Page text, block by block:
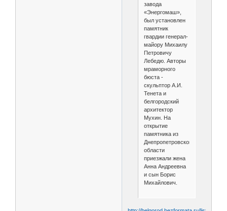
завода
«Энергомаш»,
был уста­новлен
памятник
гвардии генерал-
майору Михаилу
Петровичу
Лебедю. Авторы
мраморного
бюста -
скульптор А.И.
Тене­та и
белгородский
архитектор
Мухин. На
открытие
памятника из
Днепропетровской
области
приезжали жена
Анна Андреевна
и сын Борис
Михайлович.